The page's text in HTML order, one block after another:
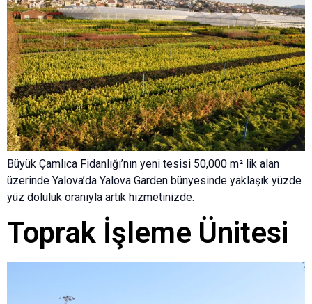
Büyük Çamlıca Fidanlığı’nın yeni tesisi 50,000 m² lik alan
üzerinde Yalova’da Yalova Garden bünyesinde yaklaşık yüzde
yüz doluluk oranıyla artık hizmetinizde.
Toprak İşleme Ünitesi